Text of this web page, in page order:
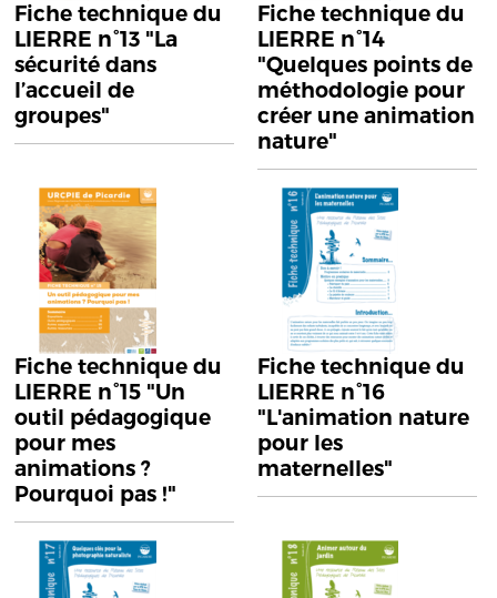
Fiche technique du
LIERRE n°13 "La
sécurité dans
l’accueil de
groupes"
Fiche technique du
LIERRE n°14
"Quelques points de
méthodologie pour
créer une animation
nature"
Fiche technique du
LIERRE n°15 "Un
outil pédagogique
pour mes
animations ?
Pourquoi pas !"
Fiche technique du
LIERRE n°16
"L'animation nature
pour les
maternelles"